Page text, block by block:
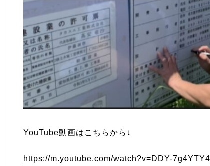
YouTube動画はこちらから↓
https://m.youtube.com/watch?v=DDY-7g4YTY4